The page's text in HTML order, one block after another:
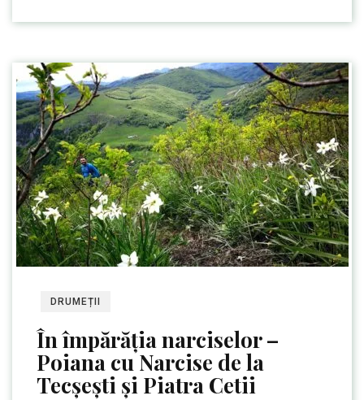
DRUMEȚII
În împărăția narciselor –
Poiana cu Narcise de la
Tecșești și Piatra Cetii